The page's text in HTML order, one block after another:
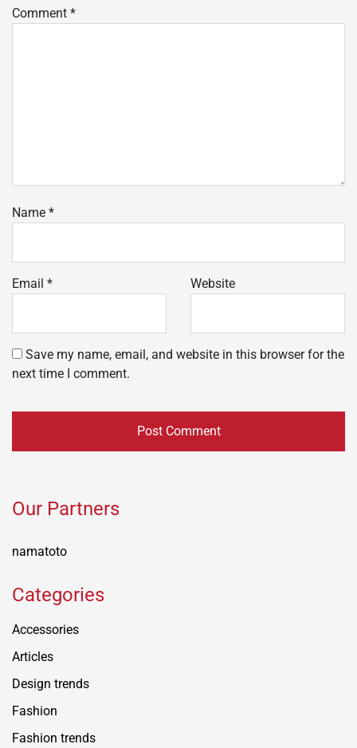
Comment *
Name *
Email * Website
Save my name, email, and website in this browser for the
next time I comment.
Our Partners
namatoto
Categories
Accessories
Articles
Design trends
Fashion
Fashion trends